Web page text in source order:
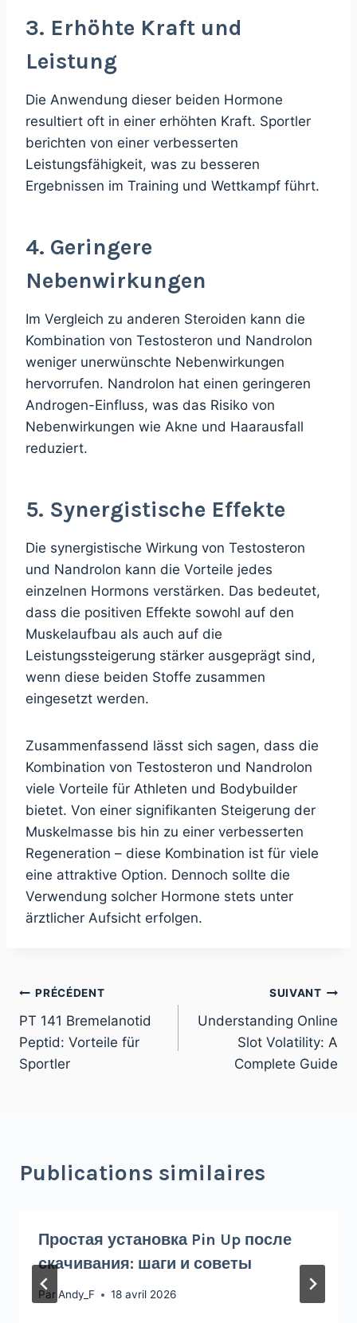
3. Erhöhte Kraft und
Leistung
Die Anwendung dieser beiden Hormone
resultiert oft in einer erhöhten Kraft. Sportler
berichten von einer verbesserten
Leistungsfähigkeit, was zu besseren
Ergebnissen im Training und Wettkampf führt.
4. Geringere
Nebenwirkungen
Im Vergleich zu anderen Steroiden kann die
Kombination von Testosteron und Nandrolon
weniger unerwünschte Nebenwirkungen
hervorrufen. Nandrolon hat einen geringeren
Androgen-Einfluss, was das Risiko von
Nebenwirkungen wie Akne und Haarausfall
reduziert.
5. Synergistische Effekte
Die synergistische Wirkung von Testosteron
und Nandrolon kann die Vorteile jedes
einzelnen Hormons verstärken. Das bedeutet,
dass die positiven Effekte sowohl auf den
Muskelaufbau als auch auf die
Leistungssteigerung stärker ausgeprägt sind,
wenn diese beiden Stoffe zusammen
eingesetzt werden.
Zusammenfassend lässt sich sagen, dass die
Kombination von Testosteron und Nandrolon
viele Vorteile für Athleten und Bodybuilder
bietet. Von einer signifikanten Steigerung der
Muskelmasse bis hin zu einer verbesserten
Regeneration – diese Kombination ist für viele
eine attraktive Option. Dennoch sollte die
Verwendung solcher Hormone stets unter
ärztlicher Aufsicht erfolgen.
PRÉCÉDENT
PT 141 Bremelanotid
Peptid: Vorteile für
Sportler
SUIVANT
Understanding Online
Slot Volatility: A
Complete Guide
Publications similaires
Простая установка Pin Up после
скачивания: шаги и советы
ParAndy_F 18 avril 2026